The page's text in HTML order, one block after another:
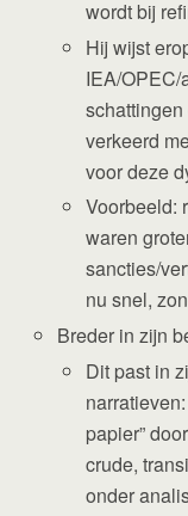
wordt bij
Hij wijst
IEA/
verkeerd
voor deze
Voorbeeld:
waren
sancties/
nu snel,
Breder in zijn
Dit past in
papier”
crude,
onder